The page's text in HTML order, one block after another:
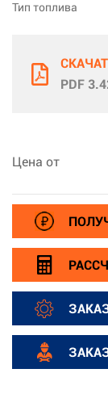
Тип топлива
PDF
Цена от